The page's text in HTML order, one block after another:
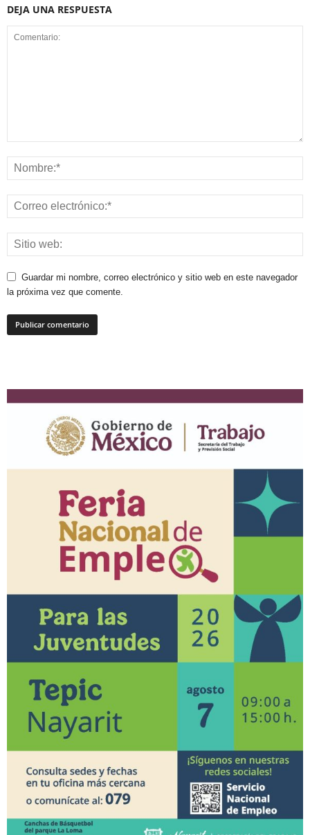
DEJA UNA RESPUESTA
Guardar mi nombre, correo electrónico y sitio web en este navegador
la próxima vez que comente.